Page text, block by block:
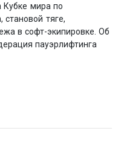
Кубке мира по
тяге,
в софт-экипировке. Об
пауэрлифтинга